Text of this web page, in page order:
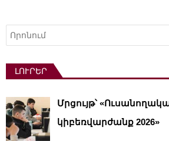
Որոնել
ԼՈՒՐԵՐ
Մրցույթ՝
կիբեռվարժանք 2026»